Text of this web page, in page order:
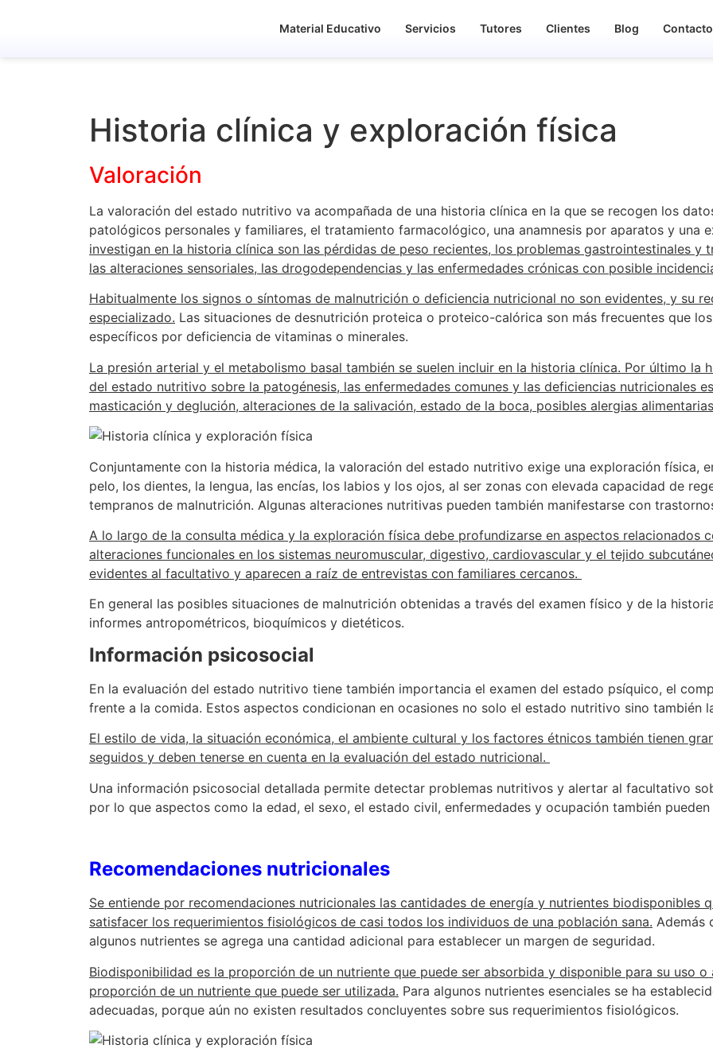
Material Educativo Servicios Tutores Clientes Blog Contacto
Historia clínica y exploración física
Valoración
La valoración del estado nutritivo va acompañada de una historia clínica en la que se recogen los
patológicos personales y familiares, el tratamiento farmacológico, una anamnesis por aparatos y una
investigan en la historia clínica son las pérdidas de peso recientes, los problemas gastrointestinales y
las alteraciones sensoriales, las drogodependencias y las enfermedades crónicas con posible
Habitualmente los signos o síntomas de malnutrición o deficiencia nutricional no son evidentes, y su
especializado. Las situaciones de desnutrición proteica o proteico-calórica son más frecuentes que
específicos por deficiencia de vitaminas o minerales.
La presión arterial y el metabolismo basal también se suelen incluir en la historia clínica. Por último la
del estado nutritivo sobre la patogénesis, las enfermedades comunes y las deficiencias nutricionales
masticación y deglución, alteraciones de la salivación, estado de la boca, posibles alergias
Conjuntamente con la historia médica, la valoración del estado nutritivo exige una exploración física,
pelo, los dientes, la lengua, las encías, los labios y los ojos, al ser zonas con elevada capacidad de
tempranos de malnutrición. Algunas alteraciones nutritivas pueden también manifestarse con
A lo largo de la consulta médica y la exploración física debe profundizarse en aspectos relacionados
alteraciones funcionales en los sistemas neuromuscular, digestivo, cardiovascular y el tejido
evidentes al facultativo y aparecen a raíz de entrevistas con familiares cercanos.
En general las posibles situaciones de malnutrición obtenidas a través del examen físico y de la
informes antropométricos, bioquímicos y dietéticos.
Información psicosocial
En la evaluación del estado nutritivo tiene también importancia el examen del estado psíquico, el
frente a la comida. Estos aspectos condicionan en ocasiones no solo el estado nutritivo sino también
El estilo de vida, la situación económica, el ambiente cultural y los factores étnicos también tienen
seguidos y deben tenerse en cuenta en la evaluación del estado nutricional.
Una información psicosocial detallada permite detectar problemas nutritivos y alertar al facultativo
por lo que aspectos como la edad, el sexo, el estado civil, enfermedades y ocupación también
Recomendaciones nutricionales
Se entiende por recomendaciones nutricionales las cantidades de energía y nutrientes biodisponibles
satisfacer los requerimientos fisiológicos de casi todos los individuos de una población sana. Además
algunos nutrientes se agrega una cantidad adicional para establecer un margen de seguridad.
Biodisponibilidad es la proporción de un nutriente que puede ser absorbida y disponible para su uso o
proporción de un nutriente que puede ser utilizada. Para algunos nutrientes esenciales se ha
adecuadas, porque aún no existen resultados concluyentes sobre sus requerimientos fisiológicos.